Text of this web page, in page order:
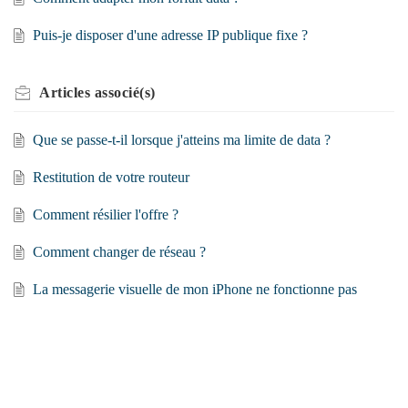
Puis-je disposer d'une adresse IP publique fixe ?
Articles associé(s)
Que se passe-t-il lorsque j'atteins ma limite de data ?
Restitution de votre routeur
Comment résilier l'offre ?
Comment changer de réseau ?
La messagerie visuelle de mon iPhone ne fonctionne pas